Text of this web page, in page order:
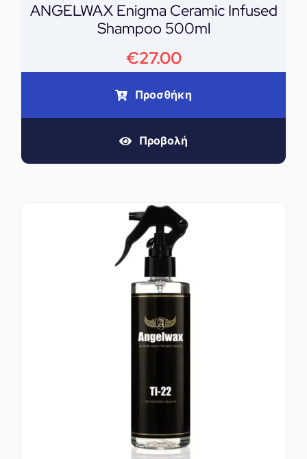
ANGELWAX Enigma Ceramic Infused
Shampoo 500ml
€27.00
Προσθήκη
Προβολή